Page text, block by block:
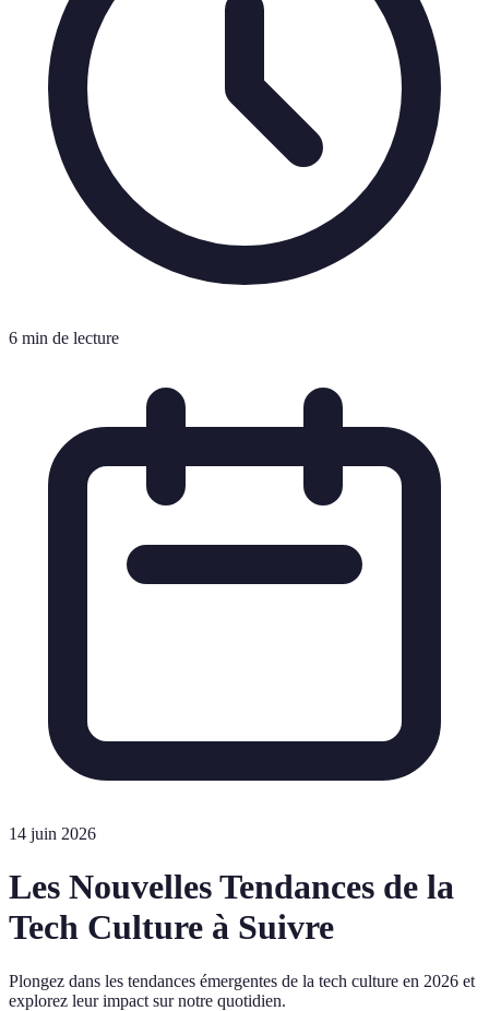
6 min de lecture
14 juin 2026
Les Nouvelles Tendances de la
Tech Culture à Suivre
Plongez dans les tendances émergentes de la tech culture en 2026 et
explorez leur impact sur notre quotidien.